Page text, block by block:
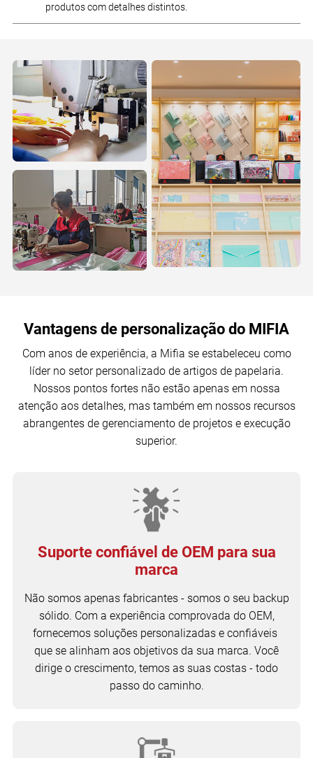
produtos com detalhes distintos.
Vantagens de personalização do MIFIA
Com anos de experiência, a Mifia se estabeleceu como
líder no setor personalizado de artigos de papelaria.
Nossos pontos fortes não estão apenas em nossa
atenção aos detalhes, mas também em nossos recursos
abrangentes de gerenciamento de projetos e execução
superior.
Suporte confiável de OEM para sua
marca
Não somos apenas fabricantes - somos o seu backup
sólido. Com a experiência comprovada do OEM,
fornecemos soluções personalizadas e confiáveis ​​
que se alinham aos objetivos da sua marca. Você
dirige o crescimento, temos as suas costas - todo
passo do caminho.